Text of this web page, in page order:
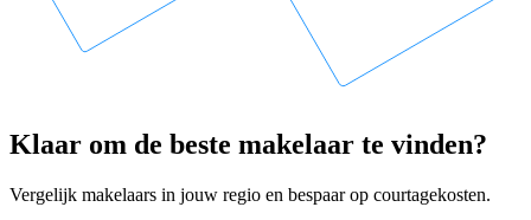
Klaar om de beste makelaar te vinden?
Vergelijk makelaars in jouw regio en bespaar op courtagekosten.